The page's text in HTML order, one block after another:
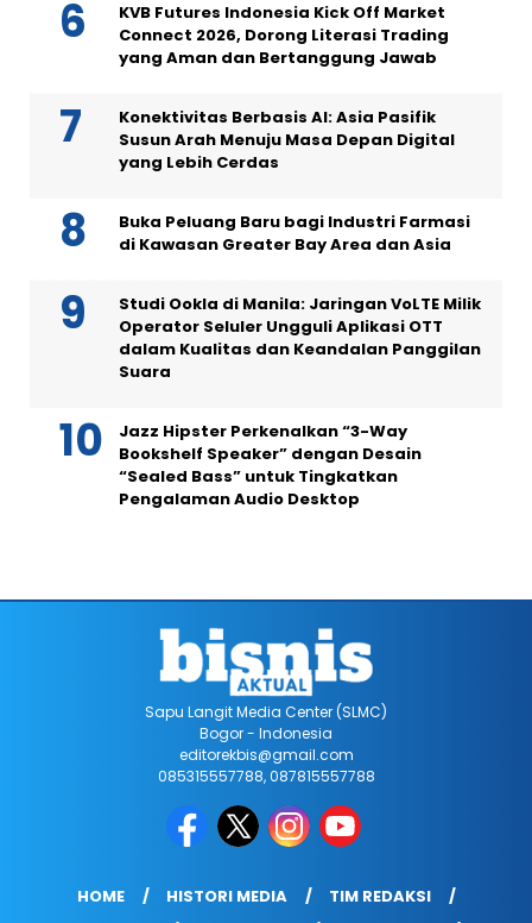
KVB Futures Indonesia Kick Off Market
Connect 2026, Dorong Literasi Trading
yang Aman dan Bertanggung Jawab
Konektivitas Berbasis AI: Asia Pasifik
Susun Arah Menuju Masa Depan Digital
yang Lebih Cerdas
Buka Peluang Baru bagi Industri Farmasi
di Kawasan Greater Bay Area dan Asia
Studi Ookla di Manila: Jaringan VoLTE Milik
Operator Seluler Ungguli Aplikasi OTT
dalam Kualitas dan Keandalan Panggilan
Suara
Jazz Hipster Perkenalkan “3-Way
Bookshelf Speaker” dengan Desain
“Sealed Bass” untuk Tingkatkan
Pengalaman Audio Desktop
Sapu Langit Media Center (SLMC)
Bogor - Indonesia
editorekbis@gmail.com
085315557788, 087815557788
HOME HISTORI MEDIA
TIM REDAKSI